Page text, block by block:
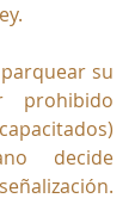
su
prohibido
decide